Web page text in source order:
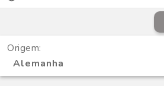
Origem:
Alemanha